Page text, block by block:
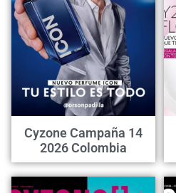
Cyzone Campaña 14
2026 Colombia